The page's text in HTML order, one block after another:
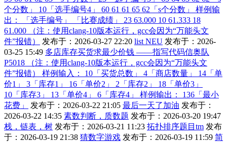
个分数」 10「选手编号4」 60 61 61 65 62「s个分数」 样例输
出： 「选手编号」 「比赛成绩」 23 63.000 10 61.333 18
61.000 （注：使用clang-10版本运行，gcc会因为“万能头文
件”报错）
发布于：2026-03-27 22:20 list NEU 发布于：2026-
03-25 15:49 多店库存买货求最少价钱 ——指写代码信奥队
P5018 （注：使用clang-10版本运行，gcc会因为“万能头文
件”报错） 样例输入： 10「买货总数」 4「商店数量」 14「单
价1」 3「库存1」 16「单价2」 2「库存2」 18「单价3」
10「库存3」 13「单价4」 6「库存4」 样例输出： 136「最小
花费」
发布于：2026-03-22 21:05 最后一天了加油 发布于：
2026-03-22 14:35 素数判断，质数题 发布于：2026-03-20 19:47
栈，链表，树 发布于：2026-03-21 11:23 拓扑排序题目tm 发布
于：2026-03-19 21:38 猜数字游戏 发布于：2026-03-19 11:59 简